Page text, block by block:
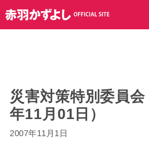
ン
テ
災害対策特別委員
年11月01日）
2007年11月1日